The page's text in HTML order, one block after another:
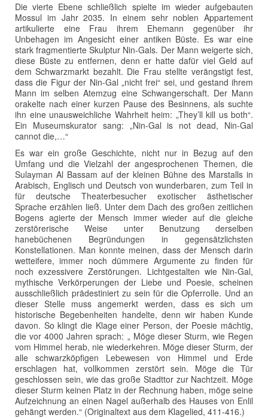
Die vierte Ebene schließlich spielte im wieder aufgebauten
Mossul im Jahr 2035. In einem sehr noblen Appartement
artikulierte eine Frau ihrem Ehemann gegenüber ihr
Unbehagen im Angesicht einer antiken Büste. Es war eine
stark fragmentierte Skulptur Nin-Gals. Der Mann weigerte sich,
diese Büste zu entfernen, denn er hatte dafür viel Geld auf
dem Schwarzmarkt bezahlt. Die Frau stellte verängstigt fest,
dass die Figur der Nin-Gal „nicht frei“ sei, und gestand ihrem
Mann im selben Atemzug eine Schwangerschaft. Der Mann
orakelte nach einer kurzen Pause des Besinnens, als suchte
ihn eine unausweichliche Wahrheit heim: „They’ll kill us both“.
Ein Museumskurator sang: „Nin-Gal is not dead, Nin-Gal
cannot die,…“
Es war ein große Geschichte, nicht nur in Bezug auf den
Umfang und die Vielzahl der angesprochenen Themen, die
Sulayman Al Bassam auf der kleinen Bühne des Marstalls in
Arabisch, Englisch und Deutsch von wunderbaren, zum Teil in
für deutsche Theaterbesucher exotischer ästhetischer
Sprache erzählen ließ. Unter dem Dach des großen zeitlichen
Bogens agierte der Mensch immer wieder auf die gleiche
zerstörerische Weise unter Benutzung derselben
hanebüchenen Begründungen in gegensätzlichsten
Konstellationen. Man konnte meinen, dass der Mensch darin
wetteifere, immer noch dümmere Argumente zu finden für
noch exzessivere Zerstörungen. Lichtgestalten wie Nin-Gal,
mythische Verkörperungen der Liebe und Poesie, scheinen
ausschließlich prädestiniert zu sein für die Opferrolle. Und an
dieser Stelle muss angemerkt werden, dass es sich um
historische Begebenheiten handelte, denn wir haben Kunde
davon. So klingt die Klage einer Person, der Poesie mächtig,
die vor 4000 Jahren sprach: „ Möge dieser Sturm, wie Regen
vom Himmel herab, nie wiederkehren. Möge dieser Sturm, der
alle schwarzköpfigen Lebewesen von Himmel und Erde
erschlagen hat, vollkommen zerstört sein. Möge die Tür
geschlossen sein, wie das große Stadttor zur Nachtzeit. Möge
dieser Sturm keinen Platz in der Rechnung haben, möge seine
Aufzeichnung an einen Nagel außerhalb des Hauses von Enlil
gehängt werden.“ (Originaltext aus dem Klagelied, 411-416.)